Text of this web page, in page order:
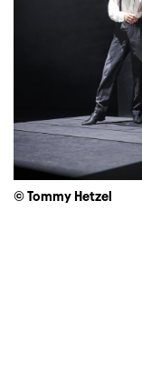
© Tommy Hetzel